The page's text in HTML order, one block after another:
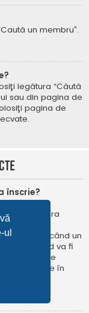
ul
un membru”.
legătura “Căută
sau din pagina de
pagina de
înscrie?
cu
când era
este
fi notificat când un
când va fi
Opțiunile de
configurate în